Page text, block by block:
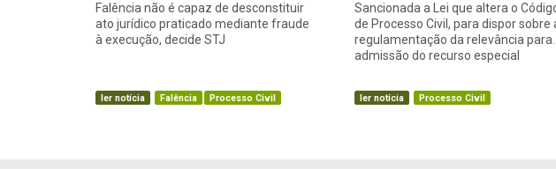
Falência não é capaz de desconstituir
ato jurídico praticado mediante fraude
à execução, decide STJ
ler notícia Falência Processo Civil
Sancionada a Lei que altera o
de Processo Civil, para dispor sobre
regulamentação da relevância para
admissão do recurso especial
ler notícia Processo Civil